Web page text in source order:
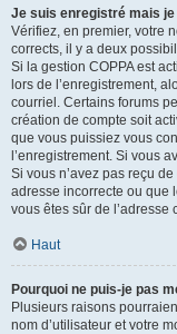
Je suis enregistré mais
Vérifiez, en premier, votre
corrects, il y a deux
Si la gestion COPPA est
lors de l’enregistrement,
courriel. Certains forums
création de compte soit
que vous puissiez vous
l’enregistrement. Si vous
Si vous n’avez pas reçu
adresse incorrecte ou que
vous êtes sûr de
Haut
Pourquoi ne puis-je pas
Plusieurs raisons
nom d’utilisateur et votre